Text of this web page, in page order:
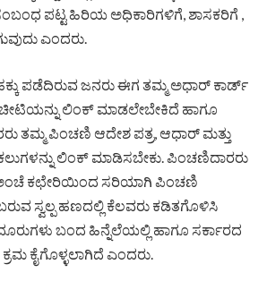
ಪಟ್ಟ ಹಿರಿಯ ಅಧಿಕಾರಿಗಳಿಗೆ, ಶಾಸಕರಿಗೆ ,
ಎಂದರು.
ಪಡೆದಿರುವ ಜನರು ಈಗ ತಮ್ಮ ಅಧಾರ್ ಕಾರ್ಡ್
ಚೀಟಿಯನ್ನು ಲಿಂಕ್ ಮಾಡಲೇಬೇಕಿದೆ ಹಾಗೂ
ತಮ್ಮ ಪಿಂಚಣಿ ಆದೇಶ ಪತ್ರ, ಆಧಾರ್ ಮತ್ತು
ಲಿಂಕ್ ಮಾಡಿಸಬೇಕು. ಪಿಂಚಣಿದಾರರು
ಕಛೇರಿಯಿಂದ ಸರಿಯಾಗಿ ಪಿಂಚಣಿ
ಸ್ವಲ್ಪ ಹಣದಲ್ಲಿ ಕೆಲವರು ಕಡಿತಗೊಳಿಸಿ
ದೂರುಗಳು ಬಂದ ಹಿನ್ನೆಲೆಯಲ್ಲಿ ಹಾಗೂ ಸರ್ಕಾರದ
ಕೈಗೊಳ್ಳಲಾಗಿದೆ ಎಂದರು.